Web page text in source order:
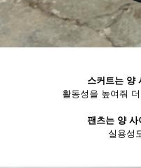
스커트는 양
활동성을 높여줘
팬츠는 양 사
실용성